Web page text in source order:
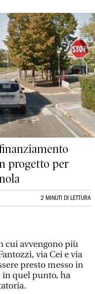
progetto per
2 MINUTI DI LETTURA
cui avvengono più
via Cei e via
presto messo in
in quel punto, ha